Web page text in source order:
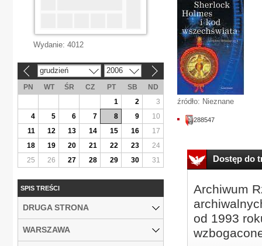
źródło: Nieznane
288547
Dostęp do
Archiwum
od 1993
Wydanie: 4012
grudzień 2006
PN WT ŚR CZ PT SB
ND
1
2
3
4
5 6 7 8 9
10
11
12 13 14 15 16
17
18
19 20 21 22 23
24
25
26 27 28 29 30 31
SPIS TREŚCI
DRUGA STRONA
WARSZAWA